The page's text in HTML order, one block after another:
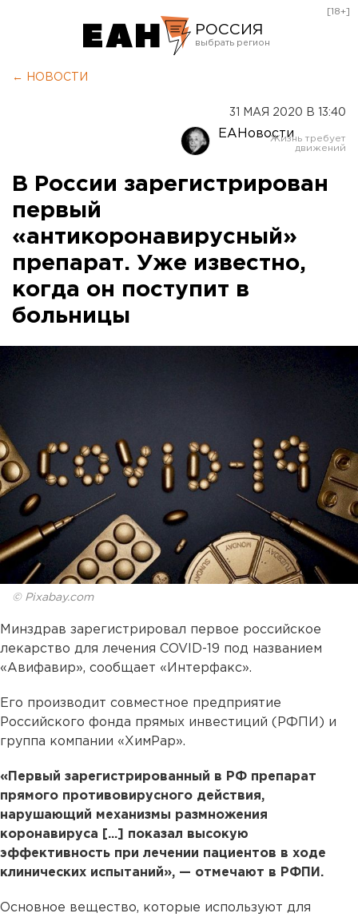
РОССИЯ
Оренбург
[18+]
← НОВОСТИ
31 МАЯ 2020 В 13:40
ЕАНовости
В России зарегистрирован
первый
«антикоронавирусный»
препарат. Уже известно,
когда он поступит в
больницы
© Pixabay.com
Минздрав зарегистрировал первое российское
лекарство для лечения COVID-19 под названием
«Авифавир», сообщает «Интерфакс».
Его производит совместное предприятие
Российского фонда прямых инвестиций (РФПИ) и
группа компании «ХимРар».
«Первый зарегистрированный в РФ препарат
прямого противовирусного действия,
нарушающий механизмы размножения
коронавируса [...] показал высокую
эффективность при лечении пациентов в ходе
клинических испытаний», — отмечают в РФПИ.
Основное вещество, которые используют для